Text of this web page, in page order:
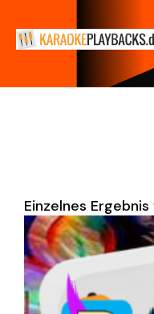
Einzelnes